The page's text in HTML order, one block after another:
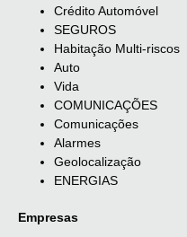
Crédito Automóvel
SEGUROS
Habitação Multi-riscos
Auto
Vida
COMUNICAÇÕES
Comunicações
Alarmes
Geolocalização
ENERGIAS
Empresas